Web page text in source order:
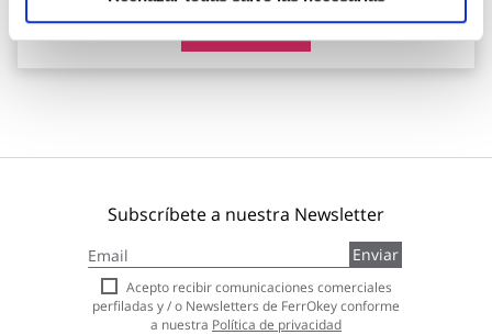
Subscríbete a nuestra Newsletter
a
nuestro
boletín
de
Enviar
Acepto recibir comunicaciones comerciales
perfiladas y / o Newsletters de FerrOkey conforme
a nuestra Política de privacidad